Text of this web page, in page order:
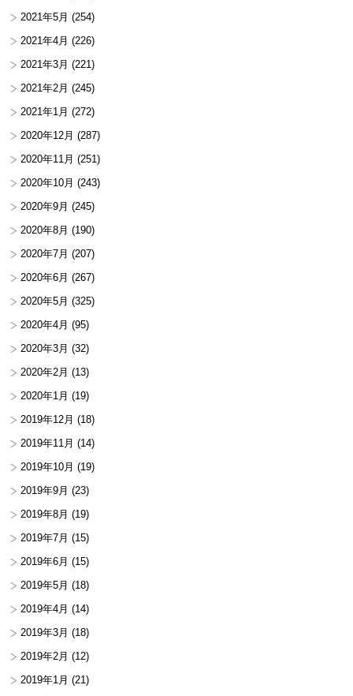
2021年5月 (254)
2021年4月 (226)
2021年3月 (221)
2021年2月 (245)
2021年1月 (272)
2020年12月 (287)
2020年11月 (251)
2020年10月 (243)
2020年9月 (245)
2020年8月 (190)
2020年7月 (207)
2020年6月 (267)
2020年5月 (325)
2020年4月 (95)
2020年3月 (32)
2020年2月 (13)
2020年1月 (19)
2019年12月 (18)
2019年11月 (14)
2019年10月 (19)
2019年9月 (23)
2019年8月 (19)
2019年7月 (15)
2019年6月 (15)
2019年5月 (18)
2019年4月 (14)
2019年3月 (18)
2019年2月 (12)
2019年1月 (21)